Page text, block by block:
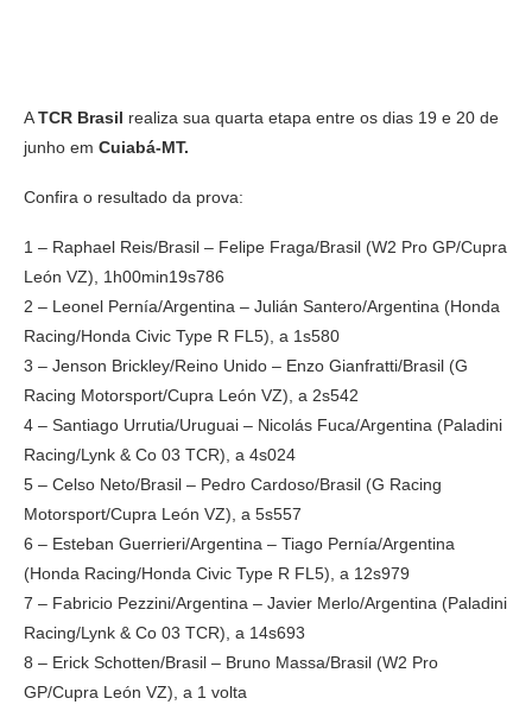
ATCR Brasil realiza sua quarta etapa entre os dias 19 e 20 de
junho em Cuiabá-MT.
Confira o resultado da prova:
1 – Raphael Reis/Brasil – Felipe Fraga/Brasil (W2 Pro GP/Cupra
León VZ), 1h00min19s786
2 – Leonel Pernía/Argentina – Julián Santero/Argentina (Honda
Racing/Honda Civic Type R FL5), a 1s580
3 – Jenson Brickley/Reino Unido – Enzo Gianfratti/Brasil (G
Racing Motorsport/Cupra León VZ), a 2s542
4 – Santiago Urrutia/Uruguai – Nicolás Fuca/Argentina (Paladini
Racing/Lynk & Co 03 TCR), a 4s024
5 – Celso Neto/Brasil – Pedro Cardoso/Brasil (G Racing
Motorsport/Cupra León VZ), a 5s557
6 – Esteban Guerrieri/Argentina – Tiago Pernía/Argentina
(Honda Racing/Honda Civic Type R FL5), a 12s979
7 – Fabricio Pezzini/Argentina – Javier Merlo/Argentina (Paladini
Racing/Lynk & Co 03 TCR), a 14s693
8 – Erick Schotten/Brasil – Bruno Massa/Brasil (W2 Pro
GP/Cupra León VZ), a 1 volta